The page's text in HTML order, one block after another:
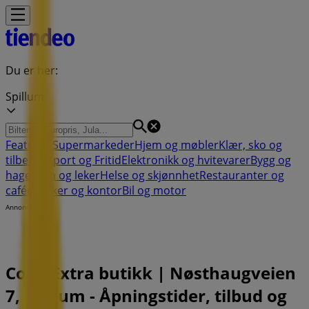
Du er her:
Spillum
Featured SupermarkederHjem og møblerKlær, sko og
tilbehør
Sport og FritidElektronikk og hvitevarerBygg og
hage
Barn og lekerHelse og skjønnhetRestauranter og
caféer
Bøker og kontorBil og motor
Annonsering
Coop Extra butikk | Nøsthaugveien
7, Spillum - Åpningstider, tilbud og